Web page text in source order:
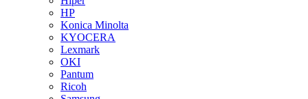
HP
Konica Minolta
KYOCERA
Lexmark
OKI
Pantum
Ricoh